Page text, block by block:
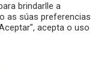
brindarlle a
as súas preferencias
acepta o uso